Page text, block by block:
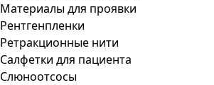
Материалы для проявки
Рентгенпленки
Ретракционные нити
Салфетки для пациента
Слюноотсосы